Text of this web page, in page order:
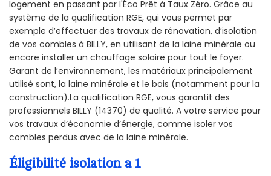
logement en passant par l'Éco Prêt à Taux Zéro. Grâce au
système de la qualification RGE, qui vous permet par
exemple d’effectuer des travaux de rénovation, d’isolation
de vos combles à BILLY, en utilisant de la laine minérale ou
encore installer un chauffage solaire pour tout le foyer.
Garant de l’environnement, les matériaux principalement
utilisé sont, la laine minérale et le bois (notamment pour la
construction).La qualification RGE, vous garantit des
professionnels BILLY (14370) de qualité. A votre service pour
vos travaux d’économie d’énergie, comme isoler vos
combles perdus avec de la laine minérale.
Éligibilité isolation a 1